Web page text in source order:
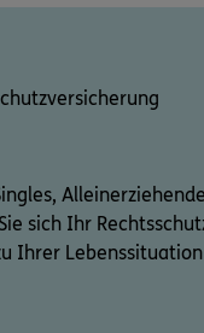
sich Ihr
Ihrer